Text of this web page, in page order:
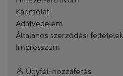
Kapcsolat
Adatvédelem
Általános szerződési feltételek
Impresszum
Ügyfél-hozzáférés